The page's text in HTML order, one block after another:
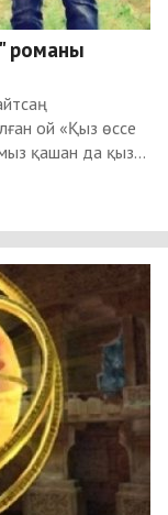
романы
ой «Қыз өссе
қашан да қыз...